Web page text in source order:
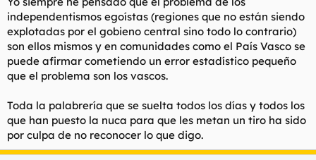
independentismos egoístas (regiones que no están siendo
explotadas por el gobieno central sino todo lo contrario)
son ellos mismos y en comunidades como el País Vasco se
puede afirmar cometiendo un error estadístico pequeño
que el problema son los vascos.
Toda la palabrería que se suelta todos los días y todos los
que han puesto la nuca para que les metan un tiro ha sido
por culpa de no reconocer lo que digo.